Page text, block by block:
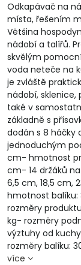
Odkapávač na
místa, řešením
Většina
nádobí a talířů.
skvělým
voda neteče na
je zvláště
nádobí, sklenice,
také v
základně s
dodán s 8 háčky
jednoduchým
cm- hmotnost
cm- 14 držáků
6,5 cm, 18,5 cm,
hmotnost balíku:
rozměry
kg- rozměry
výztuhy od
rozměry balíku:
více